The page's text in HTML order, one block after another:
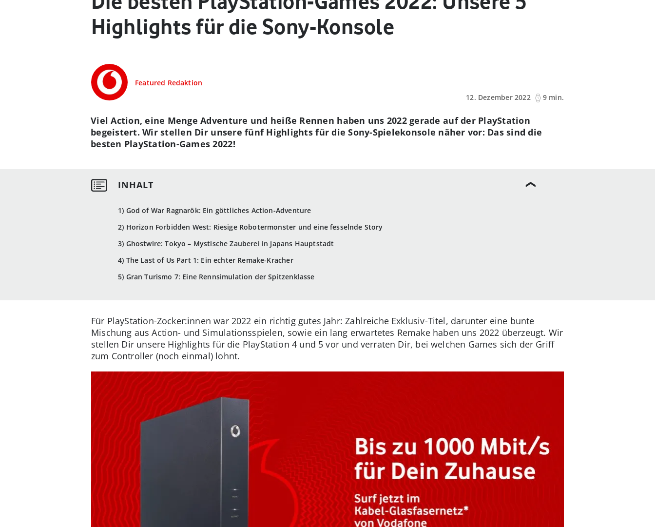
Highlights für die Sony-Konsole
Featured Redaktion
12. Dezember 2022
9 min.
1) God of War Ragnarök: Ein göttliches Action-Adventure
2) Horizon Forbidden West: Riesige Robotermonster und eine fesselnde Story
3) Ghostwire: Tokyo – Mystische Zauberei in Japans Hauptstadt
4) The Last of Us Part 1: Ein echter Remake-Kracher
5) Gran Turismo 7: Eine Rennsimulation der Spitzenklasse
Viel Action, eine Menge Adventure und heiße Rennen haben uns 2022 gerade auf der PlayStation
begeistert. Wir stellen Dir unsere fünf Highlights für die Sony-Spielekonsole näher vor: Das sind die
besten PlayStation-Games 2022!
Für PlayStation-Zocker:innen war 2022 ein richtig gutes Jahr: Zahlreiche Exklusiv-Titel, darunter eine bunte
Mischung aus Action- und Simulationsspielen, sowie ein lang erwartetes Remake haben uns 2022 überzeugt. Wir
stellen Dir unsere Highlights für die PlayStation 4 und 5 vor und verraten Dir, bei welchen Games sich der Griff
zum Controller (noch einmal) lohnt.